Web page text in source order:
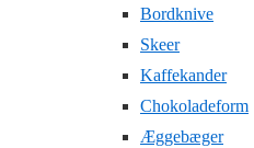
Bordknive
Skeer
Kaffekander
Chokoladeform
Æggebæger